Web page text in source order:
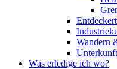
Wandern
Was erledige ich wo?